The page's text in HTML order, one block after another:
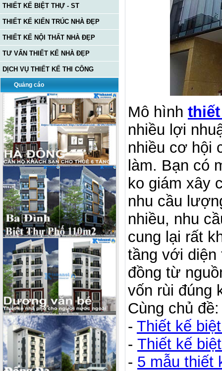
THIẾT KẾ BIỆT THỰ - ST
THIẾT KẾ KIẾN TRÚC NHÀ ĐẸP
THIẾT KẾ NỘI THẤT NHÀ ĐẸP
TƯ VẤN THIẾT KẾ NHÀ ĐẸP
DỊCH VỤ THIẾT KẾ THI CÔNG
Quảng cáo
Mô hình
nhiều lợi
nhiều cơ hội
làm. Bạn có
ko giám xây
nhu cầu
nhiều, nhu
cung lại rất
tầng với diện
đồng từ
vốn rùi đúng
Cùng chủ
- Thiết kế
- Thiết kế
- 5 mẫu thiết